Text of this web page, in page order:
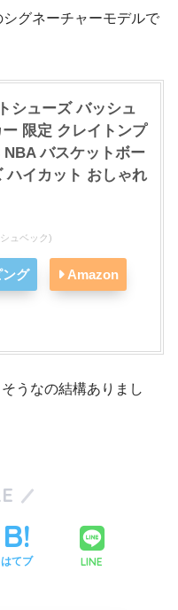
グネーチャーモデルで
シューズ バッシュ
限定 クレイトンプ
NBA バスケットボー
ハイカット おしゃれ
ュベック)
グ Amazon
うなの結構ありまし
はてブ LINE